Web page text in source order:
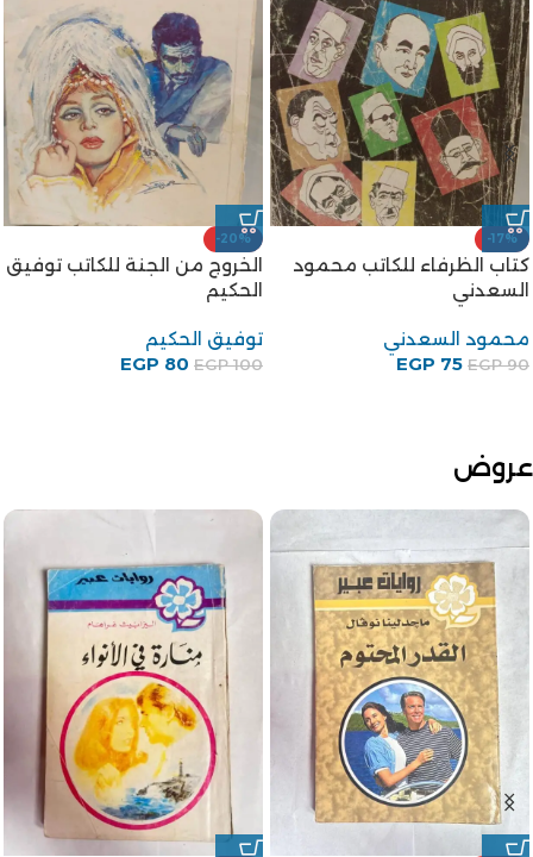
أزمة ثقة – رباب فؤاد
رباب فؤاد
-10%
رواية التلصص للكاتب صنع الله
ابراهيم
صنع الله إبراهيم
EGP100
EGP 90
عروض